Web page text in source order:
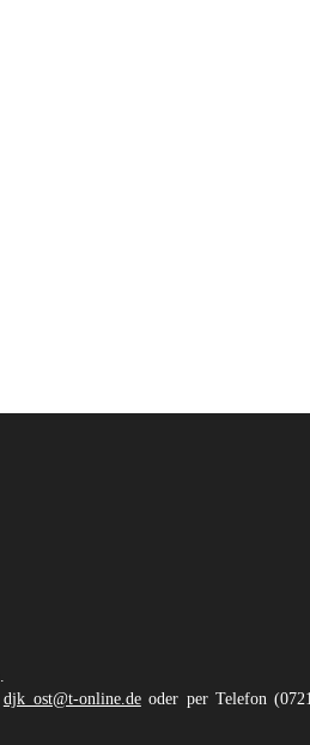
djk_ost@t-online.deoder per Telefon